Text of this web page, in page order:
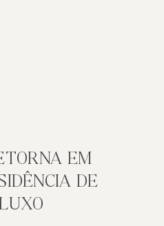
EM
DE